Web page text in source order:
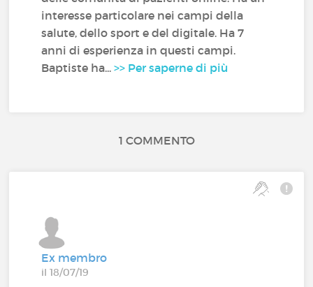
interesse particolare nei campi della
salute, dello sport e del digitale. Ha 7
anni di esperienza in questi campi.
Baptiste ha...>> Per saperne di più
1 COMMENTO
Ex membro
il 18/07/19